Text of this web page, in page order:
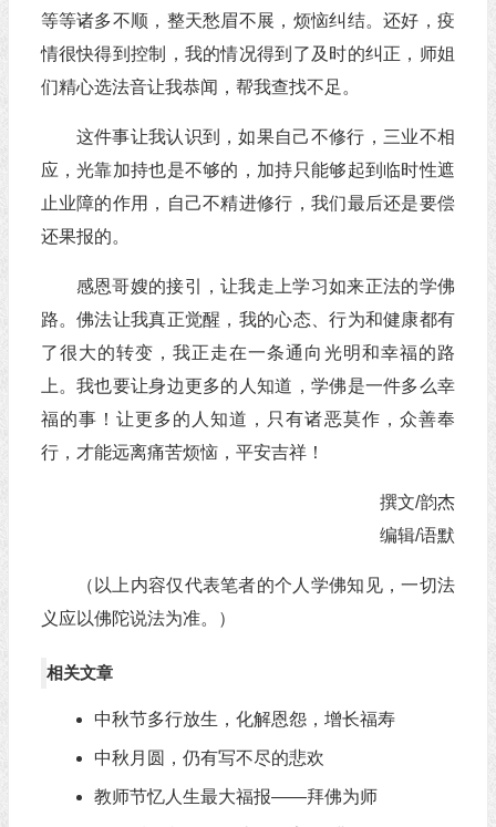
等等诸多不顺，整天愁眉不展，烦恼纠结。还好，疫
情很快得到控制，我的情况得到了及时的纠正，师姐
们精心选法音让我恭闻，帮我查找不足。
这件事让我认识到，如果自己不修行，三业不相
应，光靠加持也是不够的，加持只能够起到临时性遮
止业障的作用，自己不精进修行，我们最后还是要偿
还果报的。
感恩哥嫂的接引，让我走上学习如来正法的学佛
路。佛法让我真正觉醒，我的心态、行为和健康都有
了很大的转变，我正走在一条通向光明和幸福的路
上。我也要让身边更多的人知道，学佛是一件多么幸
福的事！让更多的人知道，只有诸恶莫作，众善奉
行，才能远离痛苦烦恼，平安吉祥！
撰文/韵杰
编辑/语默
（以上内容仅代表笔者的个人学佛知见，一切法
义应以佛陀说法为准。）
相关文章
中秋节多行放生，化解恩怨，增长福寿
中秋月圆，仍有写不尽的悲欢
教师节忆人生最大福报——拜佛为师